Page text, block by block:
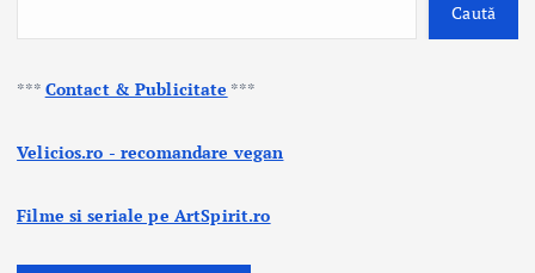
Caută
*** Contact & Publicitate ***
Velicios.ro - recomandare vegan
Filme si seriale pe ArtSpirit.ro